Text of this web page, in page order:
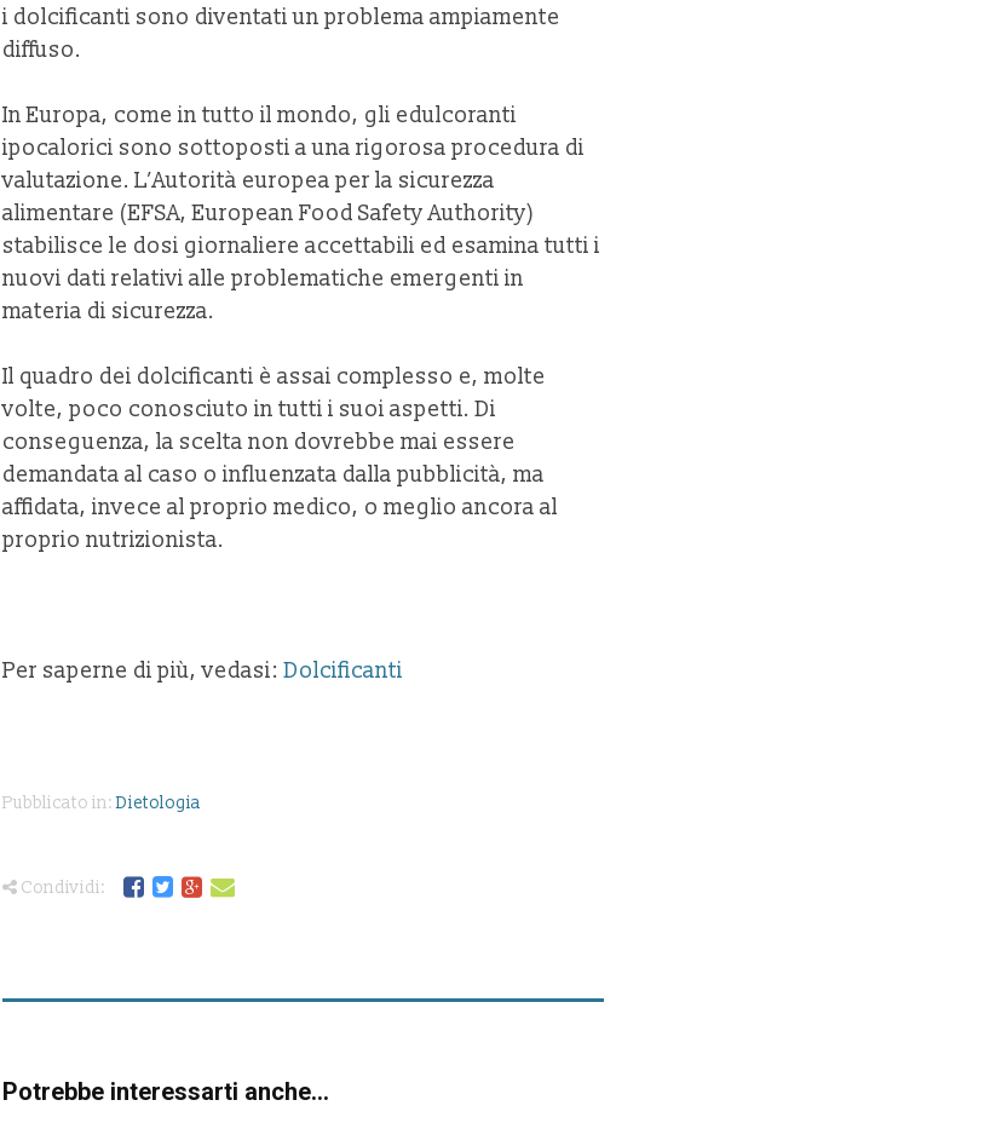
i dolcificanti sono diventati un problema ampiamente
diffuso.
In Europa, come in tutto il mondo, gli edulcoranti
ipocalorici sono sottoposti a una rigorosa procedura di
valutazione. L’Autorità europea per la sicurezza
alimentare (EFSA, European Food Safety Authority)
stabilisce le dosi giornaliere accettabili ed esamina tutti i
nuovi dati relativi alle problematiche emergenti in
materia di sicurezza.
Il quadro dei dolcificanti è assai complesso e, molte
volte, poco conosciuto in tutti i suoi aspetti. Di
conseguenza, la scelta non dovrebbe mai essere
demandata al caso o influenzata dalla pubblicità, ma
affidata, invece al proprio medico, o meglio ancora al
proprio nutrizionista.
Per saperne di più, vedasi: Dolcificanti
Pubblicato in:Dietologia
Condividi:
Potrebbe interessarti anche...